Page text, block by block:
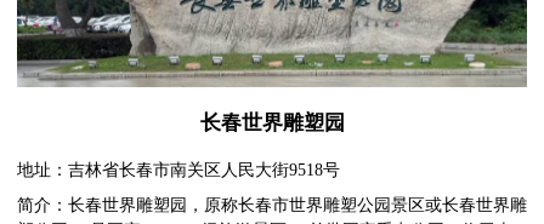
长春世界雕塑园
地址：吉林省长春市南关区人民大街9518号
简介：长春世界雕塑园，原称长春市世界雕塑公园景区或长春世界雕